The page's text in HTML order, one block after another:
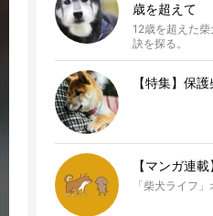
歳を超えて
12歳を超えた
訣を探る。
【特集】保
【マンガ連
「柴犬ライフ